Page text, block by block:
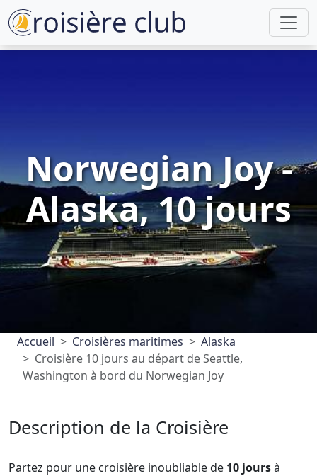
Norwegian Joy -
Alaska, 10 jours
Accueil Croisières maritimes
Alaska
Croisière 10 jours au départ de Seattle,
Washington à bord du Norwegian Joy
Description de la Croisière
Partez pour une croisière inoubliable de 10 joursà